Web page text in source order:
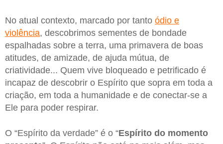
No atual contexto, marcado por tanto ódio e
violência, descobrimos sementes de bondade
espalhadas sobre a terra, uma primavera de boas
atitudes, de amizade, de ajuda mútua, de
criatividade... Quem vive bloqueado e petrificado é
incapaz de descobrir o Espírito que sopra em toda a
criação, em toda a humanidade e de conectar-se a
Ele para poder respirar.
O “Espírito da verdade” é o “Espírito do momento